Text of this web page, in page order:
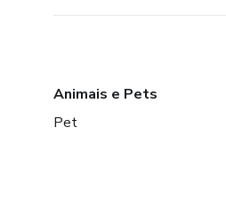
Animais e Pets
Pet